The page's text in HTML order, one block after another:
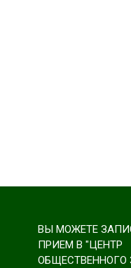
ВЫ МОЖЕТЕ
ПРИЕМ В "ЦЕНТР
ОБЩЕСТВЕННОГО